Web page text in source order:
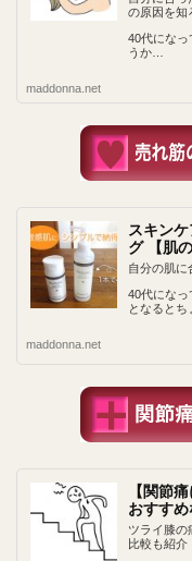
の原因を知
40代になっ
うか…
maddonna.net
スキン
グ 【肌
自分の肌に
40代になっ
となると
maddonna.net
【関節
おすす
ツライ膝の
比較も紹介